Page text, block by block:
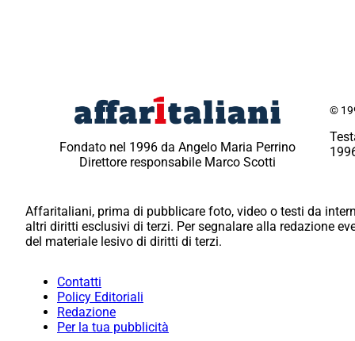
Fondato nel 1996 da Angelo Maria Perrino
Direttore responsabile Marco Scotti
©
Affaritaliani, prima di pubblicare foto, video o testi da
altri diritti esclusivi di terzi. Per segnalare alla redazione
del materiale lesivo di diritti di terzi.
Contatti
Policy Editoriali
Redazione
Per la tua pubblicità